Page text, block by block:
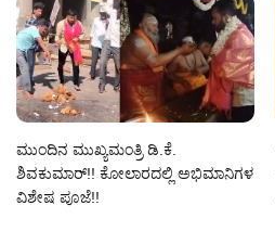
ಮುಂದಿನ ಮುಖ್ಯಮಂತ್ರಿ ಡಿ.ಕೆ.
ಶಿವಕುಮಾರ್!! ಕೋಲಾರದಲ್ಲಿ ಅಭಿಮಾನಿಗಳ
ವಿಶೇಷ ಪೂಜೆ!!